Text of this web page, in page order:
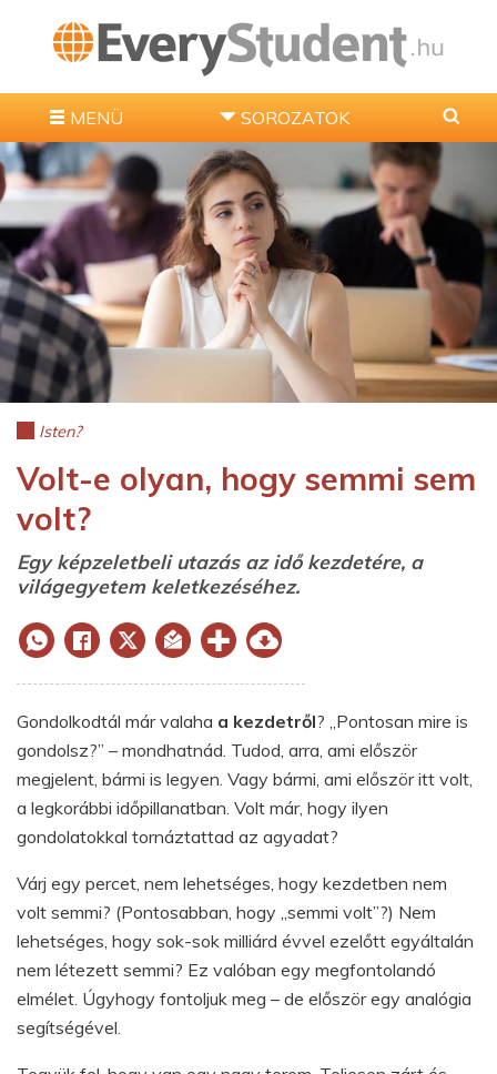
MENÜ SOROZATOK
Isten?
Volt-e olyan, hogy semmi sem
volt?
Egy képzeletbeli utazás az idő kezdetére, a
világegyetem keletkezéséhez.
Gondolkodtál már valaha a kezdetről? „Pontosan mire is
gondolsz?” – mondhatnád. Tudod, arra, ami először
megjelent, bármi is legyen. Vagy bármi, ami először itt volt,
a legkorábbi időpillanatban. Volt már, hogy ilyen
gondolatokkal tornáztattad az agyadat?
Várj egy percet, nem lehetséges, hogy kezdetben nem
volt semmi? (Pontosabban, hogy „semmi volt”?) Nem
lehetséges, hogy sok-sok milliárd évvel ezelőtt egyáltalán
nem létezett semmi? Ez valóban egy megfontolandó
elmélet. Úgyhogy fontoljuk meg – de először egy analógia
segítségével.